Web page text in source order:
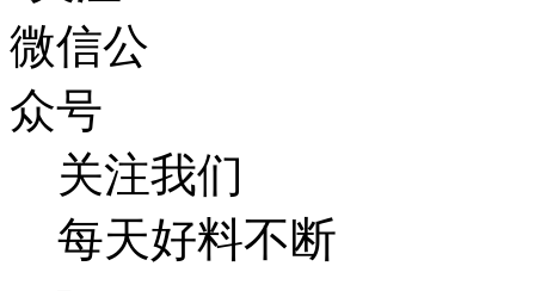
关注我们
每天好料不断